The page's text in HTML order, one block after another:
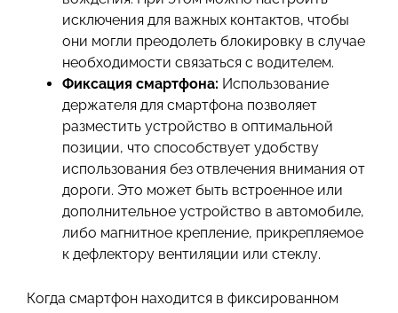
исключения для важных контактов, чтобы
они могли преодолеть блокировку в случае
необходимости связаться с водителем.
Фиксация смартфона: Использование
держателя для смартфона позволяет
разместить устройство в оптимальной
позиции, что способствует удобству
использования без отвлечения внимания от
дороги. Это может быть встроенное или
дополнительное устройство в автомобиле,
либо магнитное крепление, прикрепляемое
к дефлектору вентиляции или стеклу.
Когда смартфон находится в фиксированном